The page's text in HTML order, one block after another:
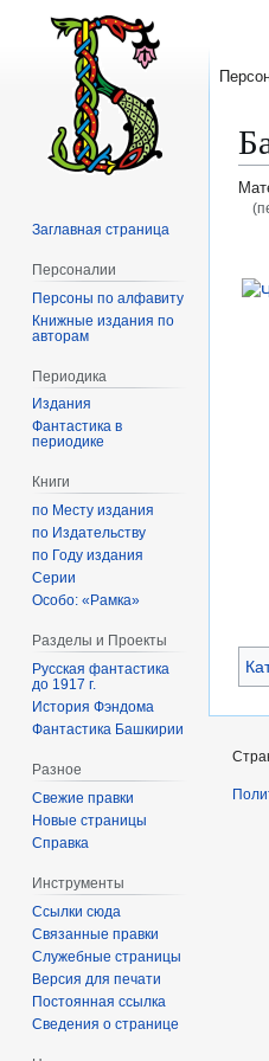
кк
Заглавная страница
Персоналии
Персоны по алфавиту
Книжные издания по
авторам
Периодика
Издания
Фантастика в
периодике
Книги
по Месту издания
по Издательству
по Году издания
Серии
Особо: «Рамка»
Разделы и Проекты
Русская фантастика
до 1917 г.
История Фэндома
Фантастика Башкирии
Разное
Свежие правки
Новые страницы
Справка
Инструменты
Ссылки сюда
Связанные правки
Служебные страницы
Версия для печати
Постоянная ссылка
Сведения о странице